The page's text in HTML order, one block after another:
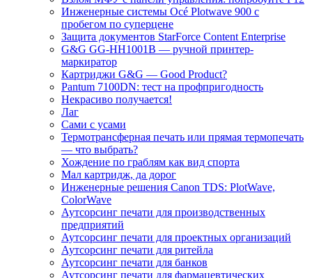
Инженерные системы Océ Plotwave 900 с
пробегом по суперцене
Защита документов StarForce Content Enterprise
G&G GG-HH1001B — ручной принтер-
маркиратор
Картриджи G&G — Good Product?
Pantum 7100DN: тест на профпригодность
Некрасиво получается!
Лаг
Сами с усами
Термотрансферная печать или прямая термопечать
— что выбрать?
Хождение по граблям как вид спорта
Мал картридж, да дорог
Инженерные решения Canon TDS: PlotWave,
ColorWave
Аутсорсинг печати для производственных
предприятий
Аутсорсинг печати для проектных организаций
Аутсорсинг печати для ритейла
Аутсорсинг печати для банков
Аутсорсинг печати для фармацевтических